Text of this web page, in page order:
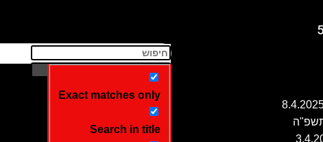
Exact matches only
Search in title